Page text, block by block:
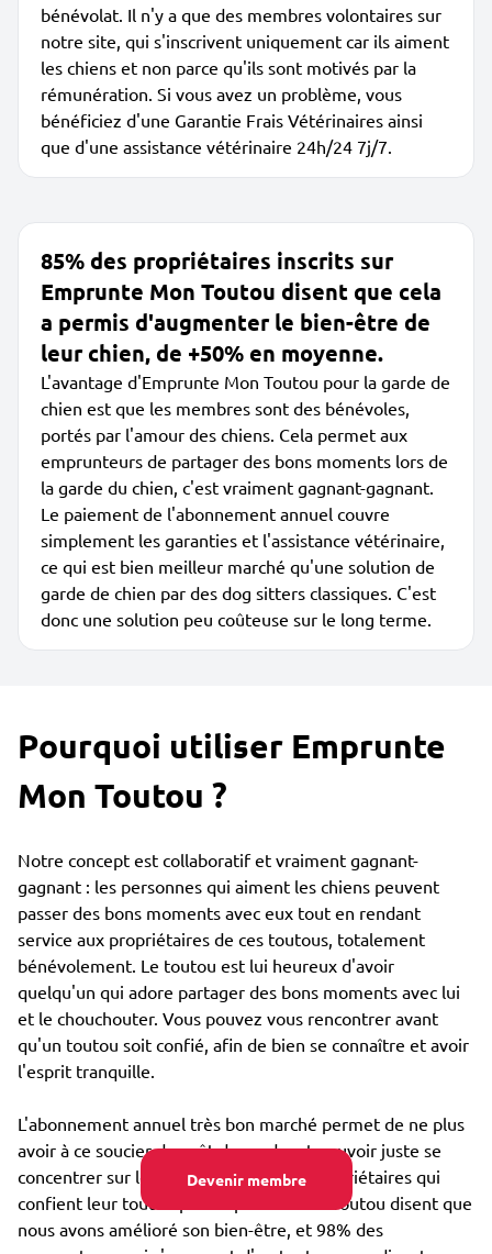
Devenir membre
bénévolat. Il n'y a que des membres volontaires sur
notre site, qui s'inscrivent uniquement car ils aiment
les chiens et non parce qu'ils sont motivés par la
rémunération. Si vous avez un problème, vous
bénéficiez d'une Garantie Frais Vétérinaires ainsi
que d'une assistance vétérinaire 24h/24 7j/7.
85% des propriétaires inscrits sur
Emprunte Mon Toutou disent que cela
a permis d'augmenter le bien-être de
leur chien, de +50% en moyenne.
L'avantage d'Emprunte Mon Toutou pour la garde de
chien est que les membres sont des bénévoles,
portés par l'amour des chiens. Cela permet aux
emprunteurs de partager des bons moments lors de
la garde du chien, c'est vraiment gagnant-gagnant.
Le paiement de l'abonnement annuel couvre
simplement les garanties et l'assistance vétérinaire,
ce qui est bien meilleur marché qu'une solution de
garde de chien par des dog sitters classiques. C'est
donc une solution peu coûteuse sur le long terme.
Pourquoi utiliser Emprunte
Mon Toutou ?
Notre concept est collaboratif et vraiment gagnant-
gagnant : les personnes qui aiment les chiens peuvent
passer des bons moments avec eux tout en rendant
service aux propriétaires de ces toutous, totalement
bénévolement. Le toutou est lui heureux d'avoir
quelqu'un qui adore partager des bons moments avec lui
et le chouchouter. Vous pouvez vous rencontrer avant
qu'un toutou soit confié, afin de bien se connaître et avoir
l'esprit tranquille.
L'abonnement annuel très bon marché permet de ne plus
avoir à ce soucier du coût de garde, et pouvoir juste se
concentrer sur le bien-être : 85% des propriétaires qui
confient leur toutou par Emprunte Mon Toutou disent que
nous avons amélioré son bien-être, et 98% des